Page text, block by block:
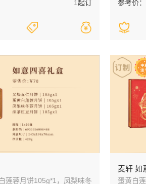
1起订 参考价：
莲蓉月饼105g*1，凤梨味冬
麦轩 如
蛋黄白